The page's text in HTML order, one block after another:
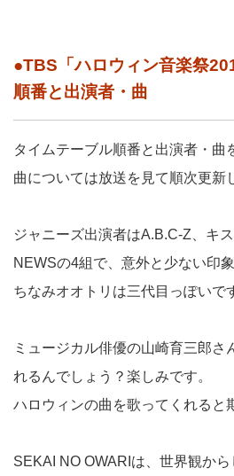
●TBS「ハロウィン音楽祭
順番と出演者・曲
タイムテーブル順番と出演者・曲
曲については放送を見て順次更新
ジャニーズ出演者はA.B.C-Z、キ
NEWSの4組で、意外と少ない印象
ちなみオオトリは三代目っぽいで
ミュージカル俳優の山崎育三郎さ
れるんでしょう？楽しみです。
ハロウィンの曲を歌ってくれると
SEKAI NO OWARIは、世界観か